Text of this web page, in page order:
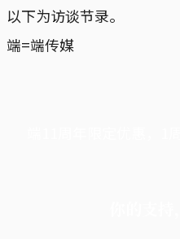
以下为访谈节录。
端=端传媒